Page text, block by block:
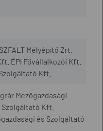
Mélyépítő Zrt.
ÉPI Fővállalkozói Kft.
Kft.
Mezőgazdasági
Kft.
és Szolgáltató